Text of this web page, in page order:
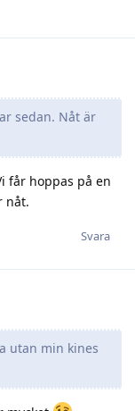
sedan. Nåt är
får hoppas på en
nåt.
Svara
utan min kines